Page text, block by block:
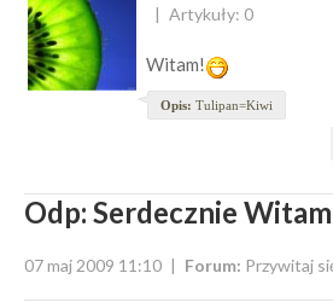
Artykuły: 0
Witam!
Opis: Tulipan=Kiwi
Odp: Serdecznie
07 maj 2009 11:10 Forum: Przywitaj